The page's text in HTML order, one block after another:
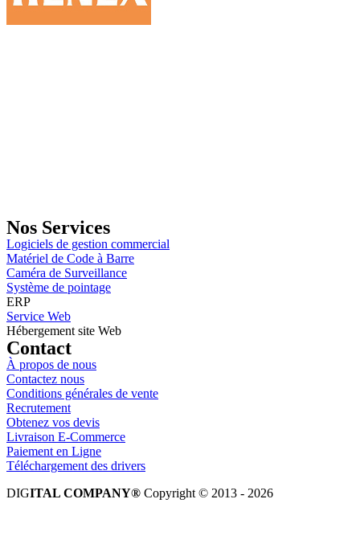
Nos Services
Logiciels de gestion commercial
Matériel de Code à Barre
Caméra de Surveillance
Système de pointage
ERP
Service Web
Hébergement site Web
Contact
À propos de nous
Contactez nous
Conditions générales de vente
Recrutement
Obtenez vos devis
Livraison E-Commerce
Paiement en Ligne
Téléchargement des drivers
DIGITAL COMPANY® Copyright © 2013 - 2026